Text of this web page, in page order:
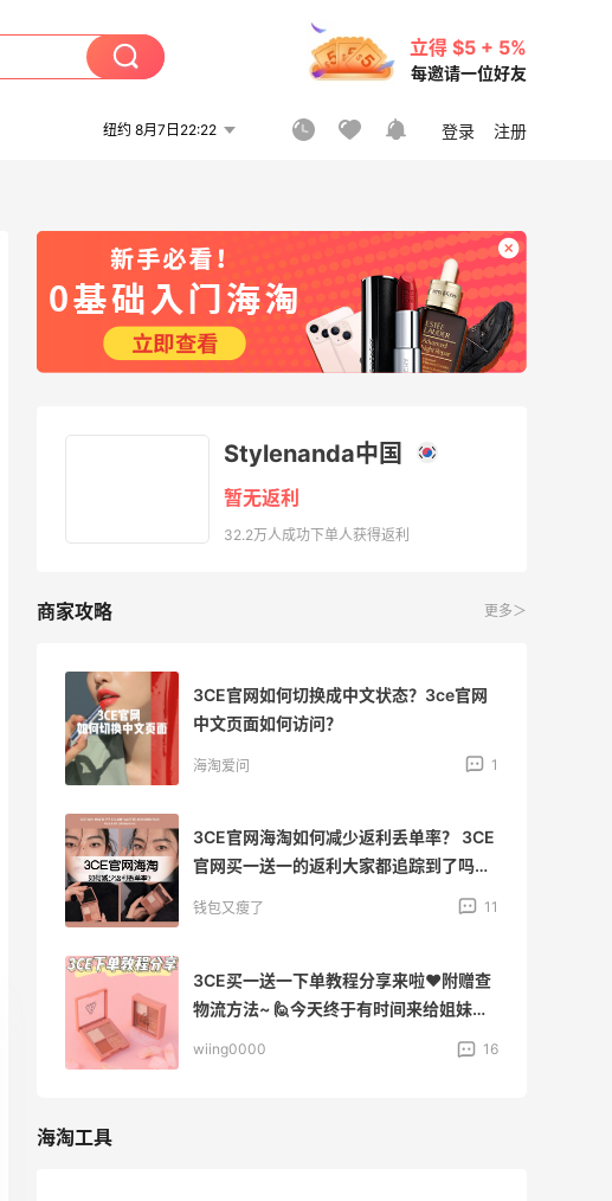
立得 $5 + 5%
每邀请一位好友
纽约 8月7日22:22 登录 注册
Stylenanda中国
暂无返利
32.2万人成功下单人获得返利
商家攻略 更多＞
3CE官网如何切换成中文状态？3ce官网
中文页面如何访问？
海淘爱问 1
3CE官网海淘如何减少返利丢单率？ 3CE
官网买一送一的返利大家都追踪到了吗？
我买了5单，全部都追到了，不知道为什
相），简单说一下我的下单要点，希望能
帮助到没追到返利的小伙伴。 🉑首先，用
手机APP，发货后就显示，很少翻车； 🉑
钱包又瘦了 11
3CE买一送一下单教程分享来啦❤附赠查
物流方法~ 🙋今天终于有时间来给姐妹们
分享3ce的购买教程分享了，之前东西到
wiing0000 16
海淘工具